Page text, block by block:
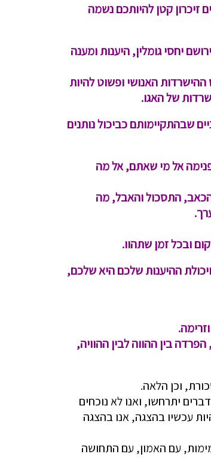
זיכרון קטן להיותכם נשמה
יחסי גומלין, היענות ומענה
האנושי ופשוט להיות
של האגו.
שבהתקיימותם כביכול נותנים
פנימה אל מי שאתם, אל מה
הכאב, התסכול והאבל, מה
ובכל זמן שתהוו.
ההיענות שלכם היא שלכם,
בין ההווה לבין ההוויה,
וכן הלאה.
יתרחשו, ואנו לא נוכחים
עכשיו בהצגה, אנו בהצגה
עם האמון, עם התחושה